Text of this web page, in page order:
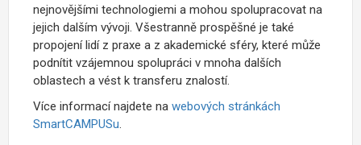
nejnovějšími technologiemi a mohou spolupracovat na
jejich dalším vývoji. Všestranně prospěšné je také
propojení lidí z praxe a z akademické sféry, které může
podnítit vzájemnou spolupráci v mnoha dalších
oblastech a vést k transferu znalostí.
Více informací najdete na webových stránkách
SmartCAMPUSu.